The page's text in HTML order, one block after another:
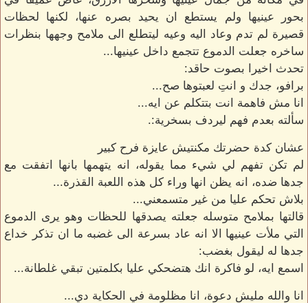
بحور عينيها ولم يستطع ان يحيد بصره عنها، لكنها لحظات
قصيرة لم تدم وعاد اليه وعيه ليتطلع الى ملامح وجهها بنظرات
ساخره جعلت الدموع تتجمع داخل عينيها...
تحدث اخيرا بصوت حاقد:
برافو، جدك و انتِ لعبتوها صح...
انا مش فاهمة انت بتتكلم عن ايه...
سألته بعدم فهم ليردف بسخرية:.
عشان كدة حضرتك مكنتيش عايزة فرح كبير
لم تكن تفهم لي شيء مما يقوله، انه يتهمها بانها اتفقت مع
جدها ضده، انه يظن انها وراء كل هذه اللعبة القذرة...
بلاش تحكم عليا من غير متسمعني...
قالتها بملامح متوسله جعلته يصدقها للحظات وهو يرى الدموع
التي ملأت عينيها الا انه عاد بسرعة الى غضبه ما ان تذكر خداع
جدها له ليقول بغضب:
اسمع ايه، لو فاكرة انك هتضحكي عليا بكلمتين تبقي غلطانة...
انا والله مليش دعوة، انا مظلومة في الحكاية دي...